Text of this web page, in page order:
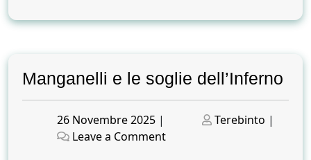
Manganelli e le soglie dell’Inferno
Posted
on
26 Novembre 2025 |
Posted
Terebinto |
Leave a Commenton